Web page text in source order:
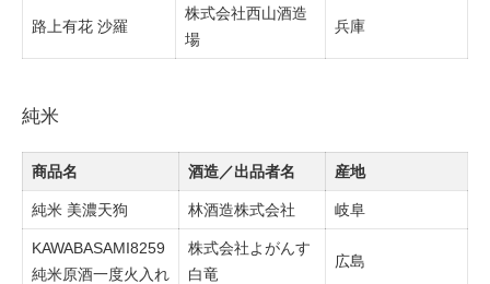
路上有花 沙羅
株式会社西山酒造
場
兵庫
純米
商品名 酒造／出品者名 産地
純米 美濃天狗 林酒造株式会社 岐阜
KAWABASAMI8259
純米原酒一度火入れ
株式会社よがんす
白竜
広島